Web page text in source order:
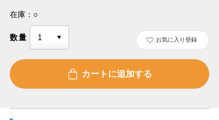
在庫： ○
数量 お気に入り登録